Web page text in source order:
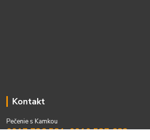
Kontakt
Pečenie s Kamkou
0917 736 531, 0910 537 682